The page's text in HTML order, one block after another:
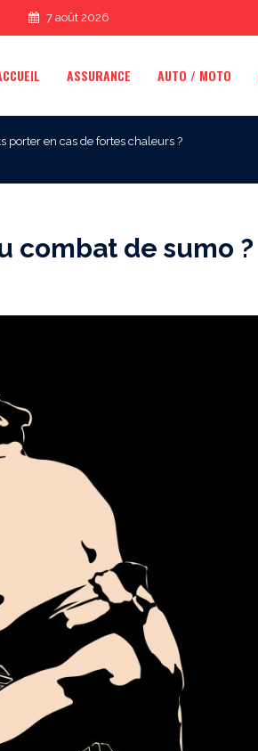
7 août 2026
ASSURANCE AUTO / MOTO
porter en cas de fortes chaleurs ?
combat de sumo ?